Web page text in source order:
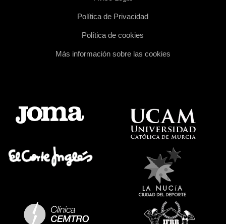
Política de Privacidad
Política de cookies
Más información sobre las cookies